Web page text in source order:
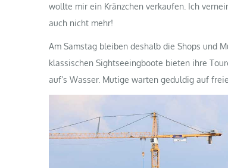
wollte mir ein Kränzchen verkaufen. Ich
auch nicht mehr!
Am Samstag bleiben deshalb die Shops und
klassischen Sightseeingboote bieten ihre
auf’s Wasser. Mutige warten geduldig auf